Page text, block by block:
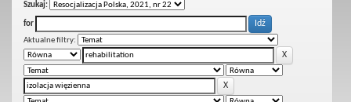
Szukaj:
for
Aktualne filtry: